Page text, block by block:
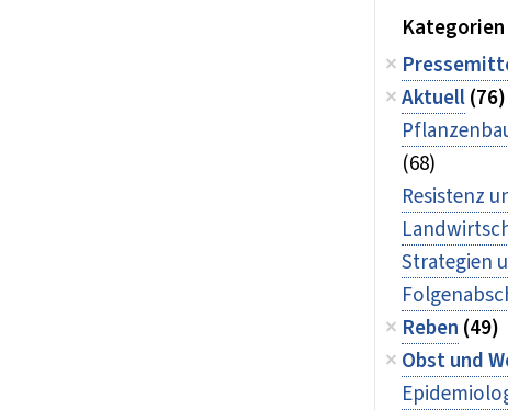
Kategorien
Aktuell(76)
(68)
Resistenz
Strategien
Reben (49)
Obst und